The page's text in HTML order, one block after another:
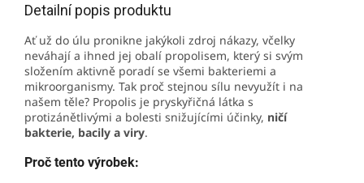
Detailní popis produktu
Ať už do úlu pronikne jakýkoli zdroj nákazy, včelky
neváhají a ihned jej obalí propolisem, který si svým
složením aktivně poradí se všemi bakteriemi a
mikroorganismy. Tak proč stejnou sílu nevyužít i na
našem těle? Propolis je pryskyřičná látka s
protizánětlivými a bolesti snižujícími účinky, ničí
bakterie, bacily a viry.
Proč tento výrobek: